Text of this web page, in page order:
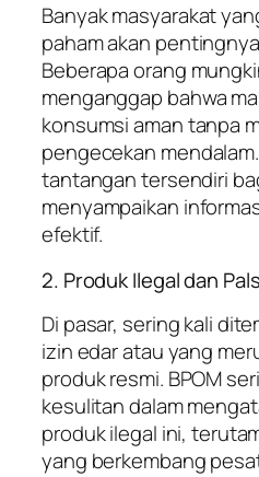
Banyak masyarakat
paham akan
Beberapa orang
menganggap bahwa
konsumsi aman tanpa
pengecekan
tantangan tersendiri
menyampaikan
efektif.
2. Produk Ilegal dan
Di pasar, sering kali
izin edar atau yang
produk resmi. BPOM
kesulitan dalam
produk ilegal ini,
yang berkembang